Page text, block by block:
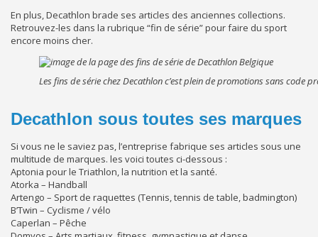
En plus, Decathlon brade ses articles des anciennes collections.
Retrouvez-les dans la rubrique “fin de série” pour faire du sport
encore moins cher.
Les fins de série chez Decathlon c’est plein de promotions sans code
Decathlon sous toutes ses marques
Si vous ne le saviez pas, l’entreprise fabrique ses articles sous une
multitude de marques. les voici toutes ci-dessous :
Aptonia pour le Triathlon, la nutrition et la santé.
Atorka – Handball
Artengo – Sport de raquettes (Tennis, tennis de table, badmington)
B’Twin – Cyclisme / vélo
Caperlan – Pêche